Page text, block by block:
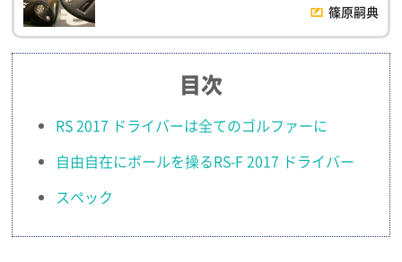
篠原嗣典
目次
RS 2017 ドライバーは全てのゴルファーに
自由自在にボールを操るRS-F 2017 ドライバー
スペック